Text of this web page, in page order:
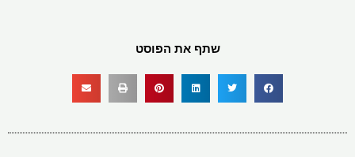
שתף את הפוסט